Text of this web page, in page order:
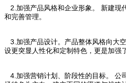
2.加强产品风格和企业形象。 新建现
和完善管理。
3.加强产品设计。产品整体风格向大
设更突显人性化和定制特色，更是加强
4.加强营销计划、阶段性的目标。 公